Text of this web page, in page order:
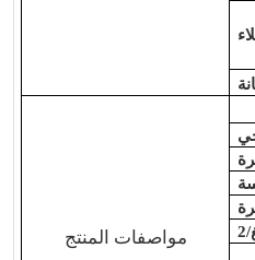
مواصفات المنتج